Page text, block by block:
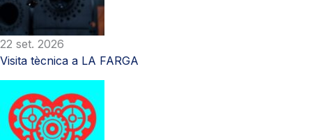
22 set. 2026
Visita tècnica a LA FARGA